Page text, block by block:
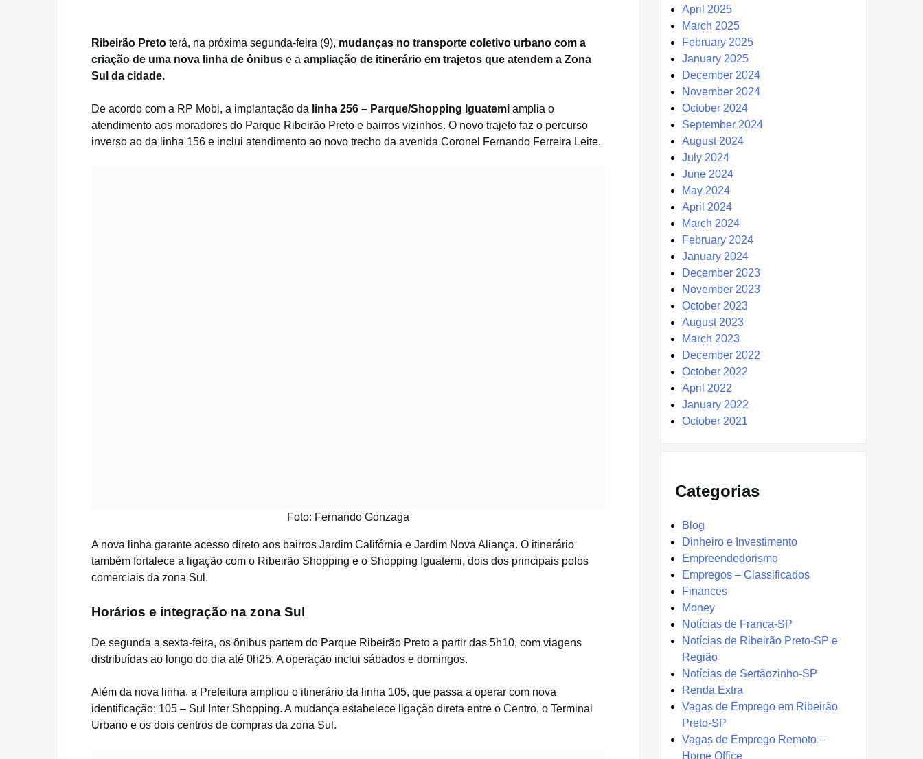
Ribeirão Preto terá, na próxima segunda-feira (9), mudanças no transporte coletivo urbano com a
criação de uma nova linha de ônibus e a ampliação de itinerário em trajetos que atendem a Zona
Sul da cidade.
De acordo com a RP Mobi, a implantação da linha 256 – Parque/Shopping Iguatemi amplia o
atendimento aos moradores do Parque Ribeirão Preto e bairros vizinhos. O novo trajeto faz o percurso
inverso ao da linha 156 e inclui atendimento ao novo trecho da avenida Coronel Fernando Ferreira Leite.
Foto: Fernando Gonzaga
A nova linha garante acesso direto aos bairros Jardim Califórnia e Jardim Nova Aliança. O itinerário
também fortalece a ligação com o Ribeirão Shopping e o Shopping Iguatemi, dois dos principais polos
comerciais da zona Sul.
Horários e integração na zona Sul
De segunda a sexta-feira, os ônibus partem do Parque Ribeirão Preto a partir das 5h10, com viagens
distribuídas ao longo do dia até 0h25. A operação inclui sábados e domingos.
Além da nova linha, a Prefeitura ampliou o itinerário da linha 105, que passa a operar com nova
identificação: 105 – Sul Inter Shopping. A mudança estabelece ligação direta entre o Centro, o Terminal
Urbano e os dois centros de compras da zona Sul.
April 2025
March 2025
February 2025
January 2025
December 2024
November 2024
October 2024
September 2024
August 2024
July 2024
June 2024
May 2024
April 2024
March 2024
February 2024
January 2024
December 2023
November 2023
October 2023
August 2023
March 2023
December 2022
October 2022
April 2022
January 2022
October 2021
Categorias
Blog
Dinheiro e Investimento
Empreendedorismo
Empregos – Classificados
Finances
Money
Notícias de Franca-SP
Notícias de Ribeirão Preto-SP e
Região
Notícias de Sertãozinho-SP
Renda Extra
Vagas de Emprego em Ribeirão
Preto-SP
Vagas de Emprego Remoto –
Home Office